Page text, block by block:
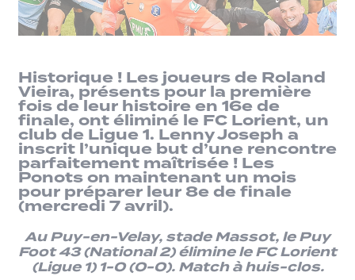
Historique ! Les joueurs de Roland
Vieira, présents pour la première
fois de leur histoire en 16e de
finale, ont éliminé le FC Lorient, un
club de Ligue 1. Lenny Joseph a
inscrit l’unique but d’une rencontre
parfaitement maîtrisée ! Les
Ponots on maintenant un mois
pour préparer leur 8e de finale
(mercredi 7 avril).
Au Puy-en-Velay, stade Massot, le Puy
Foot 43 (National 2) élimine le FC Lorient
(Ligue 1) 1-0 (0-0). Match à huis-clos.